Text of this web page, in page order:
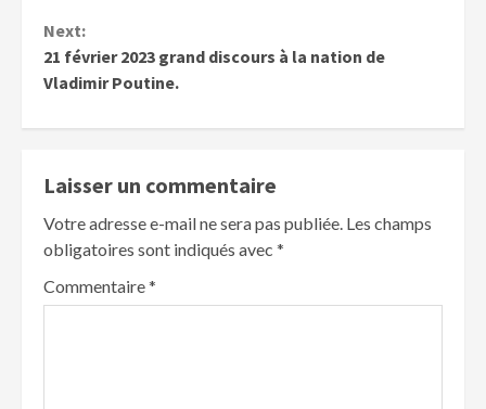
Next:
21 février 2023 grand discours à la nation de
Vladimir Poutine.
Laisser un commentaire
Votre adresse e-mail ne sera pas publiée. Les champs
obligatoires sont indiqués avec *
Commentaire*